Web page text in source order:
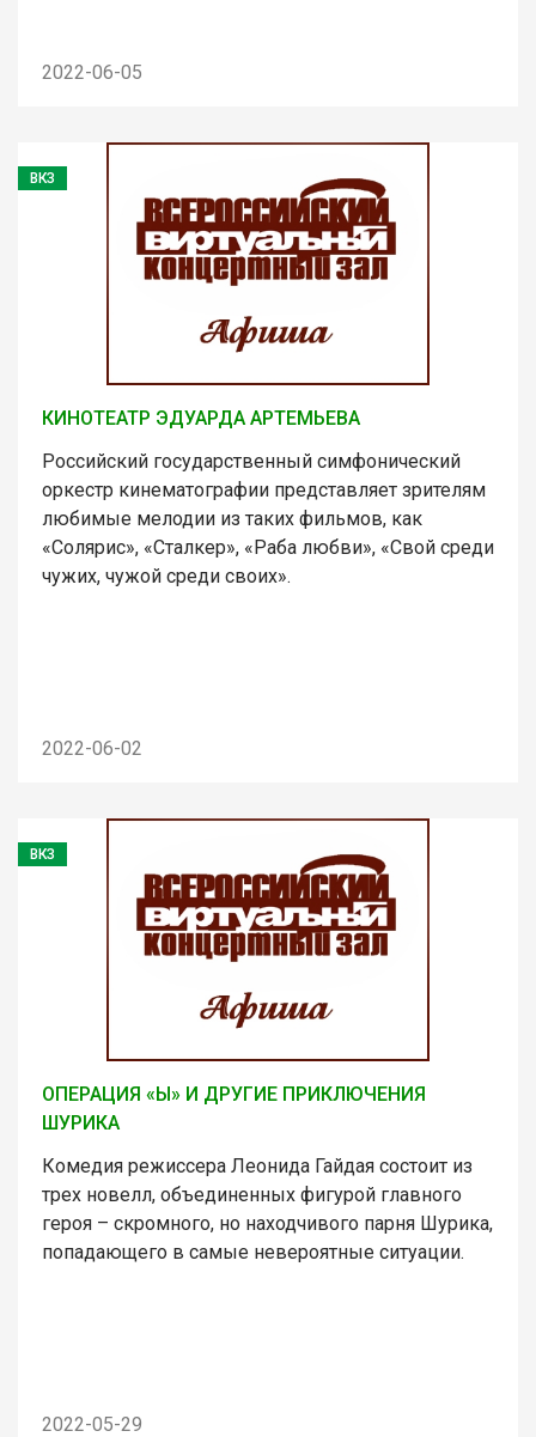
2022-06-05
ВКЗ
КИНОТЕАТР ЭДУАРДА АРТЕМЬЕВА
Российский государственный симфонический
оркестр кинематографии представляет зрителям
любимые мелодии из таких фильмов, как
«Солярис», «Сталкер», «Раба любви», «Свой среди
чужих, чужой среди своих».
2022-06-02
ВКЗ
ОПЕРАЦИЯ «Ы» И ДРУГИЕ ПРИКЛЮЧЕНИЯ
ШУРИКА
Комедия режиссера Леонида Гайдая состоит из
трех новелл, объединенных фигурой главного
героя – скромного, но находчивого парня Шурика,
попадающего в самые невероятные ситуации.
2022-05-29